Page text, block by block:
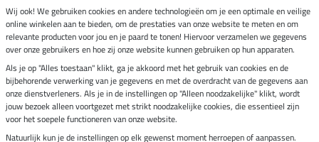
Verzending per
Veilig betalen met
Impressum
Wij ook! We gebruiken cookies en andere technologieën om je een optimale en veilige
online winkelen aan te bieden, om de prestaties van onze website te meten en om
relevante producten voor jou en je paard te tonen! Hiervoor verzamelen we gegevens
over onze gebruikers en hoe zij onze website kunnen gebruiken op hun apparaten.
Als je op "Alles toestaan" klikt, ga je akkoord met het gebruik van cookies en de
bijbehorende verwerking van je gegevens en met de overdracht van de gegevens aan
onze dienstverleners. Als je in de instellingen op "Alleen noodzakelijke" klikt, wordt
jouw bezoek alleen voortgezet met strikt noodzakelijke cookies, die essentieel zijn
voor het soepele functioneren van onze website.
Natuurlijk kun je de instellingen op elk gewenst moment herroepen of aanpassen.